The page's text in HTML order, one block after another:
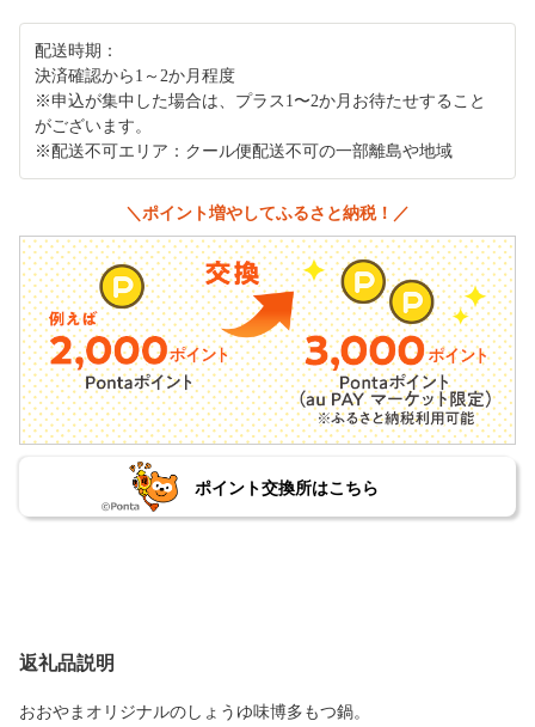
配送時期：
決済確認から1～2か月程度
※申込が集中した場合は、プラス1〜2か月お待たせすること
がございます。
※配送不可エリア：クール便配送不可の一部離島や地域
＼ポイント増やしてふるさと納税！／
ポイント交換所はこちら
返礼品説明
おおやまオリジナルのしょうゆ味博多もつ鍋。